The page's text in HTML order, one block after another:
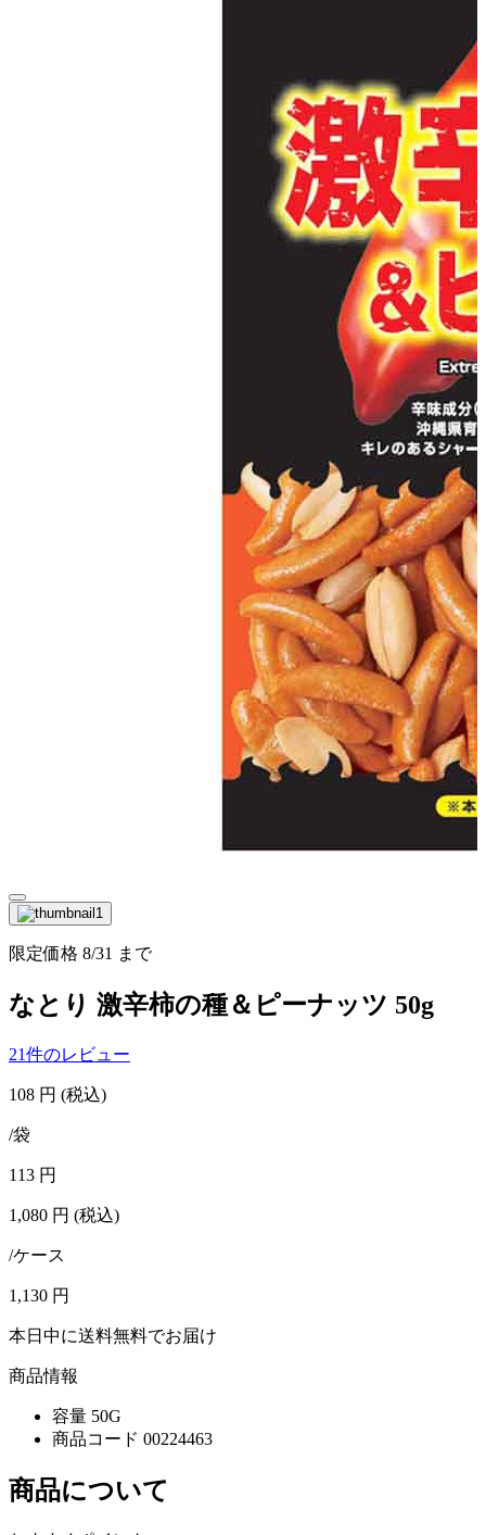
限定価格 8/31 まで
なとり 激辛柿の種＆ピーナッツ 50g
21件のレビュー
108 円 (税込)
/袋
113 円
1,080 円 (税込)
/ケース
1,130 円
本日中に送料無料でお届け
商品情報
容量 50G
商品コード 00224463
商品について